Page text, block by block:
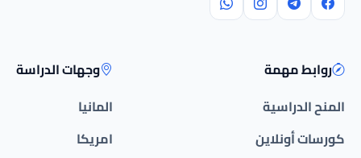
روابط مهمة
المنح الدراسية
كورسات أونلاين
وجهات الدراسة
المانيا
امريكا